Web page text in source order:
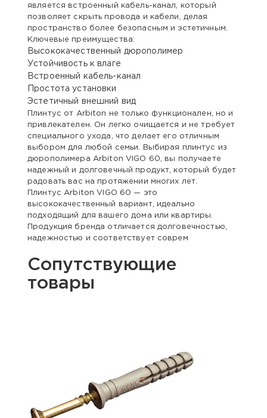
является встроенный кабель-канал, который
позволяет скрыть провода и кабели, делая
пространство более безопасным и эстетичным.
Ключевые преимущества:
Высококачественный дюрополимер
Устойчивость к влаге
Встроенный кабель-канал
Простота установки
Эстетичный внешний вид
Плинтус от Arbiton не только функционален, но и
привлекателен. Он легко очищается и не требует
специального ухода, что делает его отличным
выбором для любой семьи. Выбирая плинтус из
дюрополимера Arbiton VIGO 60, вы получаете
надежный и долговечный продукт, который будет
радовать вас на протяжении многих лет.
Плинтус Arbiton VIGO 60 — это
высококачественный вариант, идеально
подходящий для вашего дома или квартиры.
Продукция бренда отличается долговечностью,
надежностью и соответствует соврем
Сопутствующие
товары